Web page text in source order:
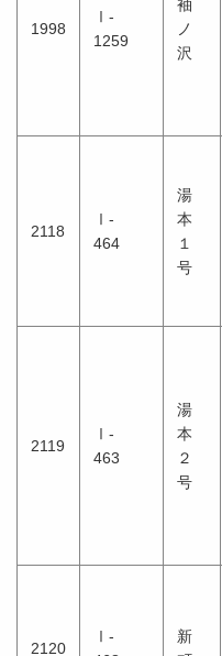
1998
Ⅰ-
1259
袖
ノ
沢
2118
Ⅰ-
464
湯
本
１
号
2119
Ⅰ-
463
湯
本
２
号
2120
Ⅰ-
新